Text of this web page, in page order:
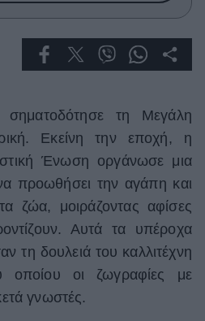
τη Μεγάλη
Εκείνη την εποχή, η
Ένωση οργάνωσε μια
προωθήσει την αγάπη και
ζώα, μοιράζοντας αφίσες
Αυτά τα υπέροχα
τη δουλειά του καλλιτέχνη
οποίου οι ζωγραφίες με
γνωστές.